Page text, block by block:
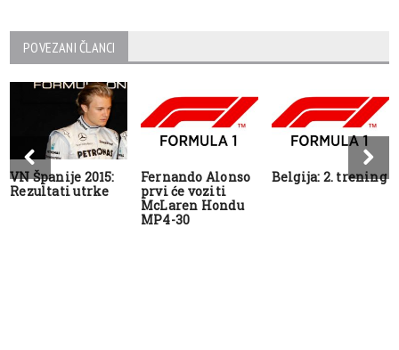
POVEZANI ČLANCI
VN Španije 2015:
Rezultati utrke
Fernando Alonso
prvi će voziti
McLaren Hondu
MP4-30
Belgija: 2. trening